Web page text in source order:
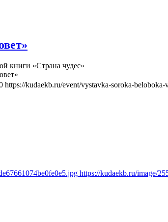
книги «Страна чудес»
https://kudaekb.ru/event/vystavka-soroka-
https://kudaekb.ru/image/